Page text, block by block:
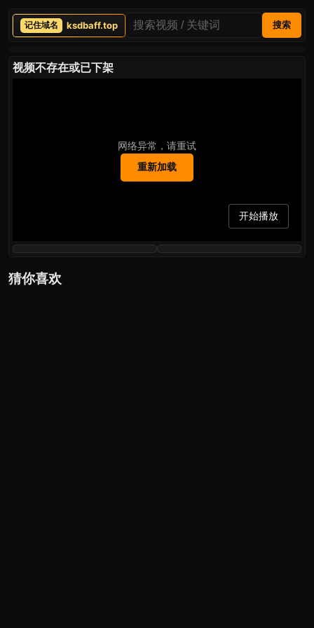
ksdbaff.top 搜索
视频不存在或已下架
网络异常，请重试
重新加载
开始播放
猜你喜欢